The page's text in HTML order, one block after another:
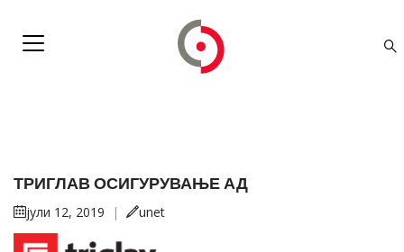
ТРИГЛАВ ОСИГУРУВАЊЕ АД
јули 12, 2019 | unet